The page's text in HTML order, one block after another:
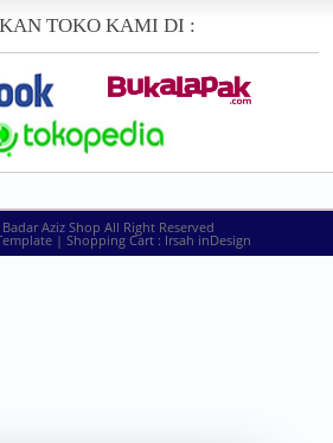
TOKO KAMI DI :
Badar Aziz Shop All Right Reserved
| Shopping Cart : Irsah inDesign